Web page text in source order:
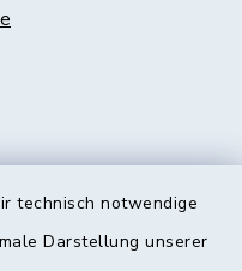
technisch notwendige
Darstellung unserer